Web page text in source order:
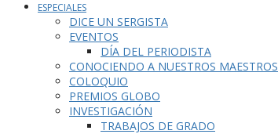
ESPECIALES
DICE UN SERGISTA
EVENTOS
DÍA DEL PERIODISTA
CONOCIENDO A NUESTROS MAESTROS
COLOQUIO
PREMIOS GLOBO
INVESTIGACIÓN
TRABAJOS DE GRADO